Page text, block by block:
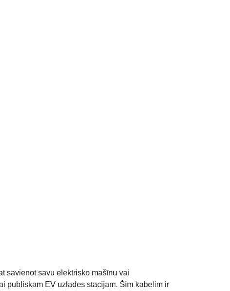
savienot savu elektrisko mašīnu vai
publiskām EV uzlādes stacijām. Šim kabelim ir